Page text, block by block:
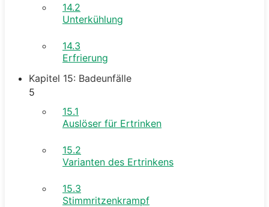
14.2
Unterkühlung
14.3
Erfrierung
Kapitel 15: Badeunfälle
5
15.1
Auslöser für Ertrinken
15.2
Varianten des Ertrinkens
15.3
Stimmritzenkrampf